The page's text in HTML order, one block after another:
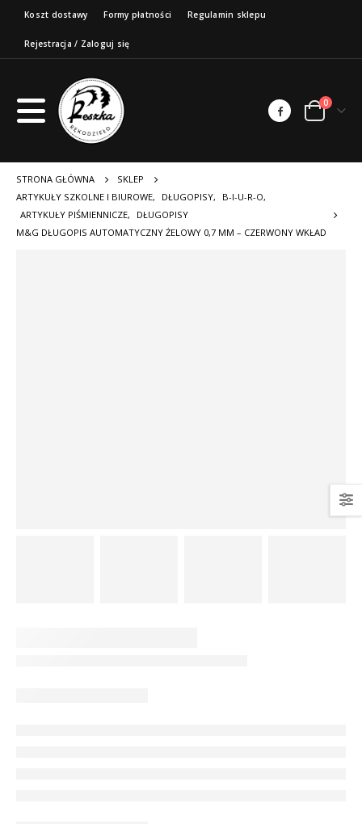
Koszt dostawy Formy płatności Regulamin sklepu
Rejestracja / Zaloguj się
0
STRONA GŁÓWNA
SKLEP
ARTYKUŁY SZKOLNE I BIUROWE, DŁUGOPISY, B-I-U-R-O,
ARTYKUŁY PIŚMIENNICZE,
DŁUGOPISY
M&G DŁUGOPIS AUTOMATYCZNY ŻELOWY 0,7 MM – CZERWONY WKŁAD